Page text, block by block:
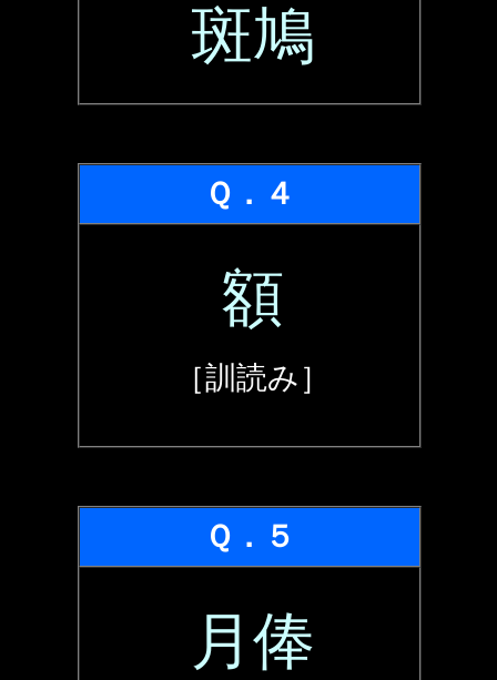
斑鳩
Ｑ．４
額
［訓読み］
Ｑ．５
月俸